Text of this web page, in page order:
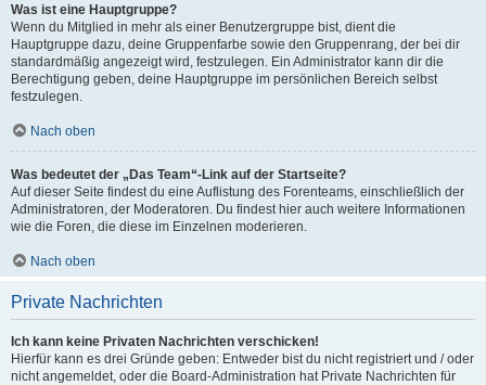
Was ist eine Hauptgruppe?
Wenn du Mitglied in mehr als einer Benutzergruppe bist, dient die
Hauptgruppe dazu, deine Gruppenfarbe sowie den Gruppenrang, der bei dir
standardmäßig angezeigt wird, festzulegen. Ein Administrator kann dir die
Berechtigung geben, deine Hauptgruppe im persönlichen Bereich selbst
festzulegen.
Nach oben
Was bedeutet der „Das Team“-Link auf der Startseite?
Auf dieser Seite findest du eine Auflistung des Forenteams, einschließlich der
Administratoren, der Moderatoren. Du findest hier auch weitere Informationen
wie die Foren, die diese im Einzelnen moderieren.
Nach oben
Private Nachrichten
Ich kann keine Privaten Nachrichten verschicken!
Hierfür kann es drei Gründe geben: Entweder bist du nicht registriert und / oder
nicht angemeldet, oder die Board-Administration hat Private Nachrichten für